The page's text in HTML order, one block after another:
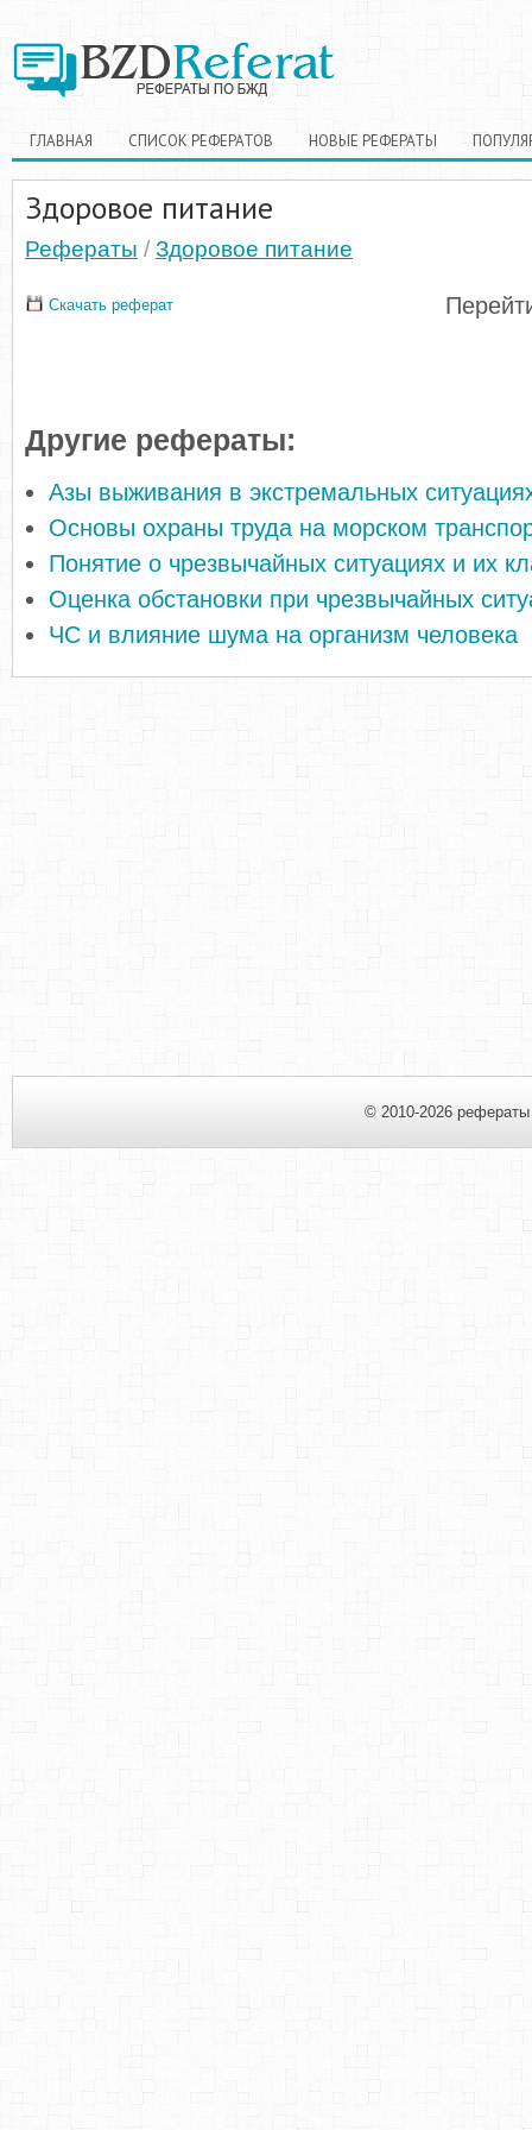
ГЛАВНАЯ СПИСОК РЕФЕРАТОВ НОВЫЕ РЕФЕРАТЫ
Здоровое питание
Рефераты / Здоровое питание
Скачать реферат
Другие рефераты:
Азы выживания в экстремальных
Основы охраны труда на морском
Понятие о чрезвычайных ситуациях и их
Оценка обстановки при чрезвычайных
ЧС и влияние шума на организм человека
© 2010-2026 рефераты